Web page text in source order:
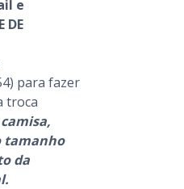
e
DE
para fazer
troca
tamanho
da